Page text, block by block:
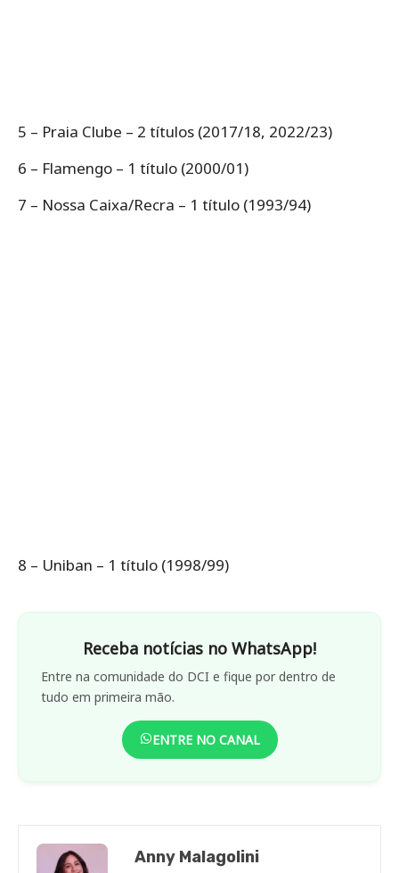
5 – Praia Clube – 2 títulos (2017/18, 2022/23)
6 – Flamengo – 1 título (2000/01)
7 – Nossa Caixa/Recra – 1 título (1993/94)
8 – Uniban – 1 título (1998/99)
Receba notícias no WhatsApp!
Entre na comunidade do DCI e fique por dentro de
tudo em primeira mão.
ENTRE NO CANAL
Anny Malagolini